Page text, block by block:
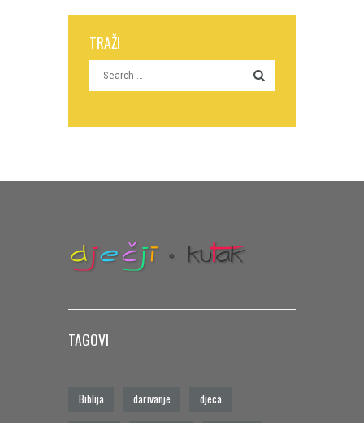
TRAŽI
TAGOVI
Biblija darivanje djeca